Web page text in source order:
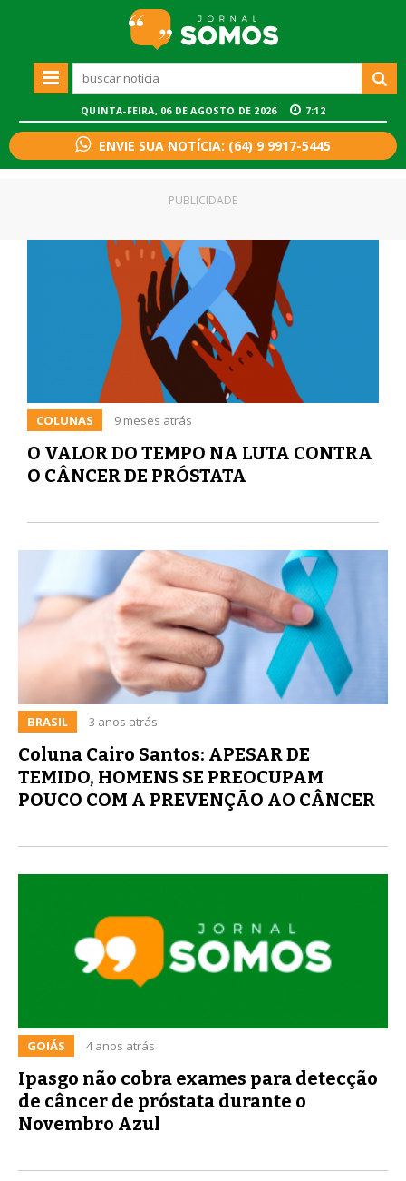
QUINTA-FEIRA, 06 DE AGOSTO DE 2026 7:12
ENVIE SUA NOTÍCIA: (64) 9 9917-5445
COLUNAS 9 meses atrás
O VALOR DO TEMPO NA LUTA CONTRA
O CÂNCER DE PRÓSTATA
PUBLICIDADE
BRASIL 3 anos atrás
Coluna Cairo Santos: APESAR DE
TEMIDO, HOMENS SE PREOCUPAM
POUCO COM A PREVENÇÃO AO CÂNCER
GOIÁS 4 anos atrás
Ipasgo não cobra exames para detecção
de câncer de próstata durante o
Novembro Azul